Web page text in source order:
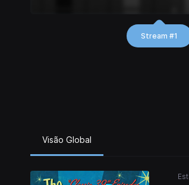
Stream #1
Visão Global